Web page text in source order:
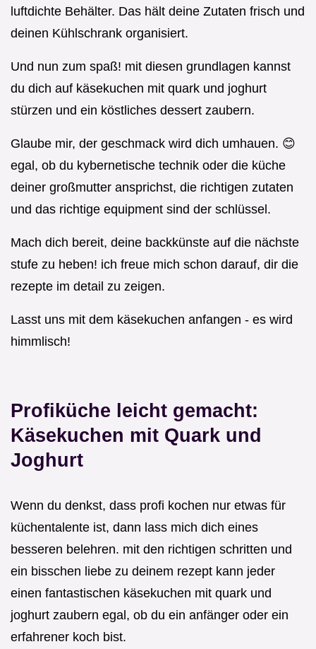
luftdichte Behälter. Das hält deine Zutaten frisch und
deinen Kühlschrank organisiert.
Und nun zum spaß! mit diesen grundlagen kannst
du dich auf käsekuchen mit quark und joghurt
stürzen und ein köstliches dessert zaubern.
Glaube mir, der geschmack wird dich umhauen. 😊
egal, ob du kybernetische technik oder die küche
deiner großmutter ansprichst, die richtigen zutaten
und das richtige equipment sind der schlüssel.
Mach dich bereit, deine backkünste auf die nächste
stufe zu heben! ich freue mich schon darauf, dir die
rezepte im detail zu zeigen.
Lasst uns mit dem käsekuchen anfangen - es wird
himmlisch!
Profiküche leicht gemacht:
Käsekuchen mit Quark und
Joghurt
Wenn du denkst, dass profi kochen nur etwas für
küchentalente ist, dann lass mich dich eines
besseren belehren. mit den richtigen schritten und
ein bisschen liebe zu deinem rezept kann jeder
einen fantastischen käsekuchen mit quark und
joghurt zaubern egal, ob du ein anfänger oder ein
erfahrener koch bist.